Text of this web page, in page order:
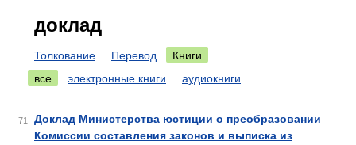
доклад
Толкование Перевод
Книги
все
электронные книги аудиокниги
71
Доклад Министерства юстиции о преобразовании
Комиссии составления законов и выписка из